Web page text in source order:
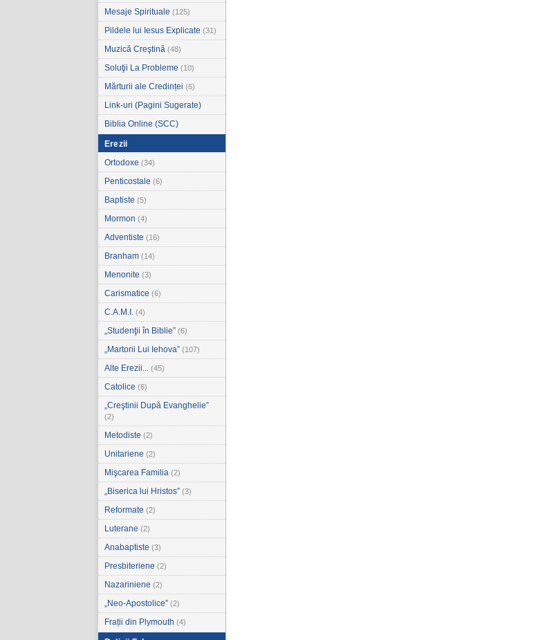
Mesaje Spirituale (125)
Pildele lui Iesus Explicate (31)
Muzică Creştină (48)
Soluţii La Probleme (10)
Mărturii ale Credinței (6)
Link-uri (Pagini Sugerate)
Biblia Online (SCC)
Erezii
Ortodoxe (34)
Penticostale (6)
Baptiste (5)
Mormon (4)
Adventiste (16)
Branham (14)
Menonite (3)
Carismatice (6)
C.A.M.I. (4)
„Studenţii în Biblie” (6)
„Martorii Lui Iehova” (107)
Alte Erezii... (45)
Catolice (6)
„Creştinii După Evanghelie”
(2)
Metodiste (2)
Unitariene (2)
Mişcarea Familia (2)
„Biserica lui Hristos” (3)
Reformate (2)
Luterane (2)
Anabaptiste (3)
Presbiteriene (2)
Nazariniene (2)
„Neo-Apostolice” (2)
Frații din Plymouth (4)